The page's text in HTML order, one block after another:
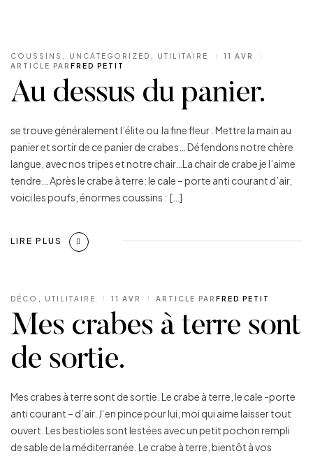
COUSSINS UNCATEGORIZED UTILITAIRE
11 AVR
ARTICLE PAR FRED PETIT
Au dessus du panier.
se trouve généralement l’élite ou la fine fleur . Mettre la main au
panier et sortir de ce panier de crabes… Défendons notre chère
langue, avec nos tripes et notre chair…La chair de crabe je l’aime
tendre… Après le crabe à terre: le cale – porte anti courant d’air,
voici les poufs, énormes coussins : […]
LIRE PLUS
DÉCO UTILITAIRE 11 AVR ARTICLE PAR FRED PETIT
Mes crabes à terre sont
de sortie.
Mes crabes à terre sont de sortie. Le crabe à terre, le cale -porte
anti courant – d’air. J‘en pince pour lui, moi qui aime laisser tout
ouvert. Les bestioles sont lestées avec un petit pochon rempli
de sable de la méditerranée. Le crabe à terre, bientôt à vos